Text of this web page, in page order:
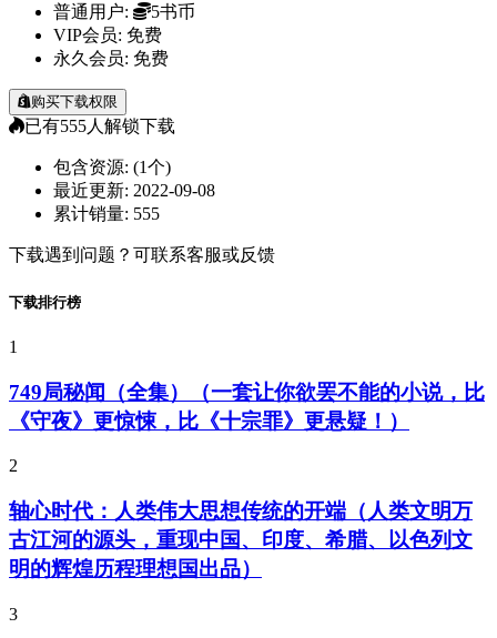
普通用户:
5书币
VIP会员: 免费
永久会员: 免费
购买下载权限
已有555人解锁下载
包含资源: (1个)
最近更新: 2022-09-08
累计销量: 555
下载遇到问题？可联系客服或反馈
下载排行榜
1
749局秘闻（全集）（一套让你欲罢不能的小说，比
《守夜》更惊悚，比《十宗罪》更悬疑！）
2
轴心时代：人类伟大思想传统的开端（人类文明万
古江河的源头，重现中国、印度、希腊、以色列文
明的辉煌历程理想国出品）
3